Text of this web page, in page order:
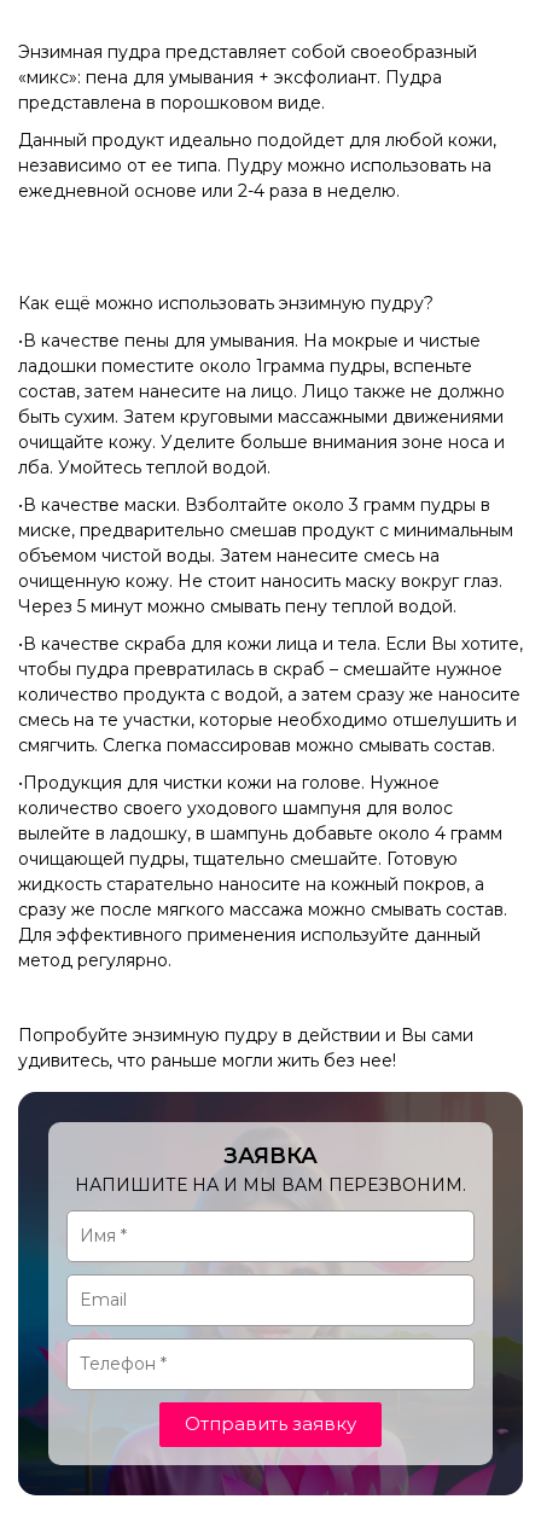
Энзимная пудра представляет собой своеобразный
«микс»: пена для умывания + эксфолиант. Пудра
представлена в порошковом виде.
Данный продукт идеально подойдет для любой кожи,
независимо от ее типа. Пудру можно использовать на
ежедневной основе или 2-4 раза в неделю.
Как ещё можно использовать энзимную пудру?
•В качестве пены для умывания. На мокрые и чистые
ладошки поместите около 1грамма пудры, вспеньте
состав, затем нанесите на лицо. Лицо также не должно
быть сухим. Затем круговыми массажными движениями
очищайте кожу. Уделите больше внимания зоне носа и
лба. Умойтесь теплой водой.
•В качестве маски. Взболтайте около 3 грамм пудры в
миске, предварительно смешав продукт с минимальным
объемом чистой воды. Затем нанесите смесь на
очищенную кожу. Не стоит наносить маску вокруг глаз.
Через 5 минут можно смывать пену теплой водой.
•В качестве скраба для кожи лица и тела. Если Вы хотите,
чтобы пудра превратилась в скраб – смешайте нужное
количество продукта с водой, а затем сразу же наносите
смесь на те участки, которые необходимо отшелушить и
смягчить. Слегка помассировав можно смывать состав.
•Продукция для чистки кожи на голове. Нужное
количество своего уходового шампуня для волос
вылейте в ладошку, в шампунь добавьте около 4 грамм
очищающей пудры, тщательно смешайте. Готовую
жидкость старательно наносите на кожный покров, а
сразу же после мягкого массажа можно смывать состав.
Для эффективного применения используйте данный
метод регулярно.
Попробуйте энзимную пудру в действии и Вы сами
удивитесь, что раньше могли жить без нее!
ЗАЯВКА
НАПИШИТЕ НА И МЫ ВАМ ПЕРЕЗВОНИМ.
Отправить заявку